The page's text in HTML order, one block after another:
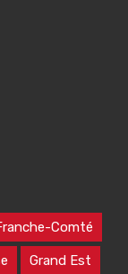
Comté
Grand Est